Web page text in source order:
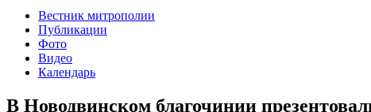
Вестник митрополии
Публикации
Фото
Видео
Календарь
В Новодвинском благочинии